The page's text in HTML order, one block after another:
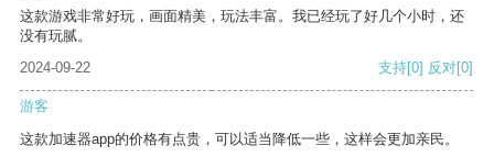
这款游戏非常好玩，画面精美，玩法丰富。我已经玩了好几个小时，还
没有玩腻。
2024-09-22
支持[0] 反对[0]
游客
这款加速器app的价格有点贵，可以适当降低一些，这样会更加亲民。